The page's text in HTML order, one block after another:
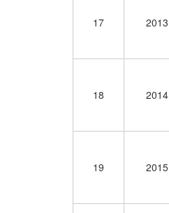
17 2013
18 2014
19 2015